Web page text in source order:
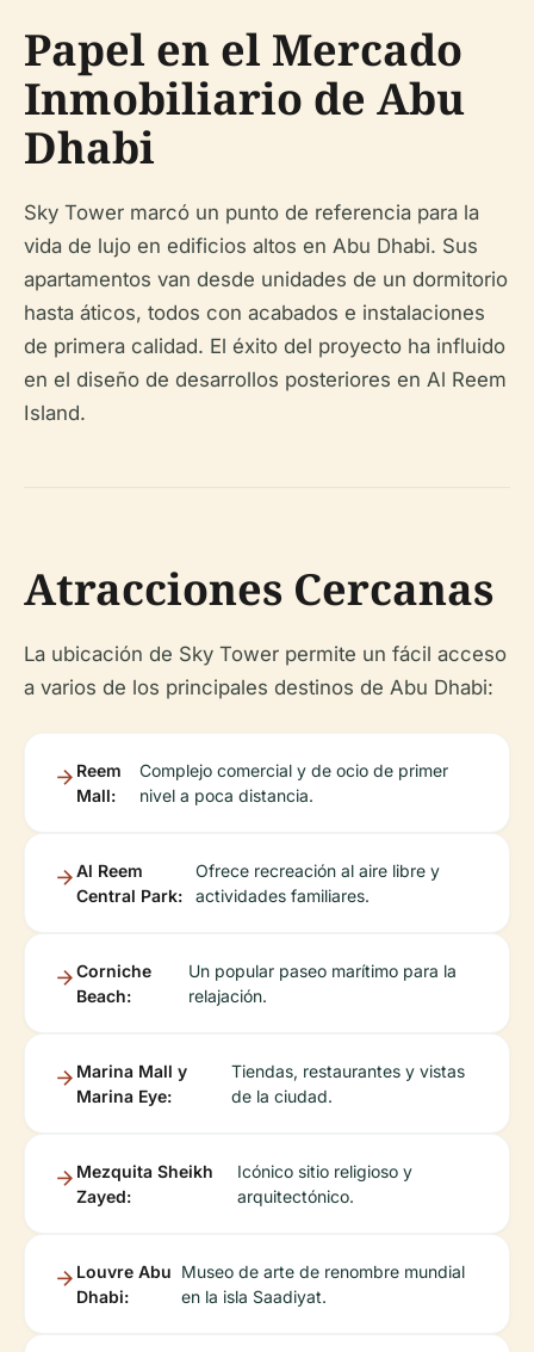
Papel en el Mercado
Inmobiliario de Abu
Dhabi
Sky Tower marcó un punto de referencia para la
vida de lujo en edificios altos en Abu Dhabi. Sus
apartamentos van desde unidades de un dormitorio
hasta áticos, todos con acabados e instalaciones
de primera calidad. El éxito del proyecto ha influido
en el diseño de desarrollos posteriores en Al Reem
Island.
Atracciones Cercanas
La ubicación de Sky Tower permite un fácil acceso
a varios de los principales destinos de Abu Dhabi:
Reem
Mall:
Complejo comercial y de ocio de primer
nivel a poca distancia.
Al Reem
Central Park:
Ofrece recreación al aire libre y
actividades familiares.
Corniche
Beach:
Un popular paseo marítimo para la
relajación.
Marina Mall y
Marina Eye:
Tiendas, restaurantes y vistas
de la ciudad.
Mezquita Sheikh
Zayed:
Icónico sitio religioso y
arquitectónico.
Louvre Abu
Dhabi:
Museo de arte de renombre mundial
en la isla Saadiyat.